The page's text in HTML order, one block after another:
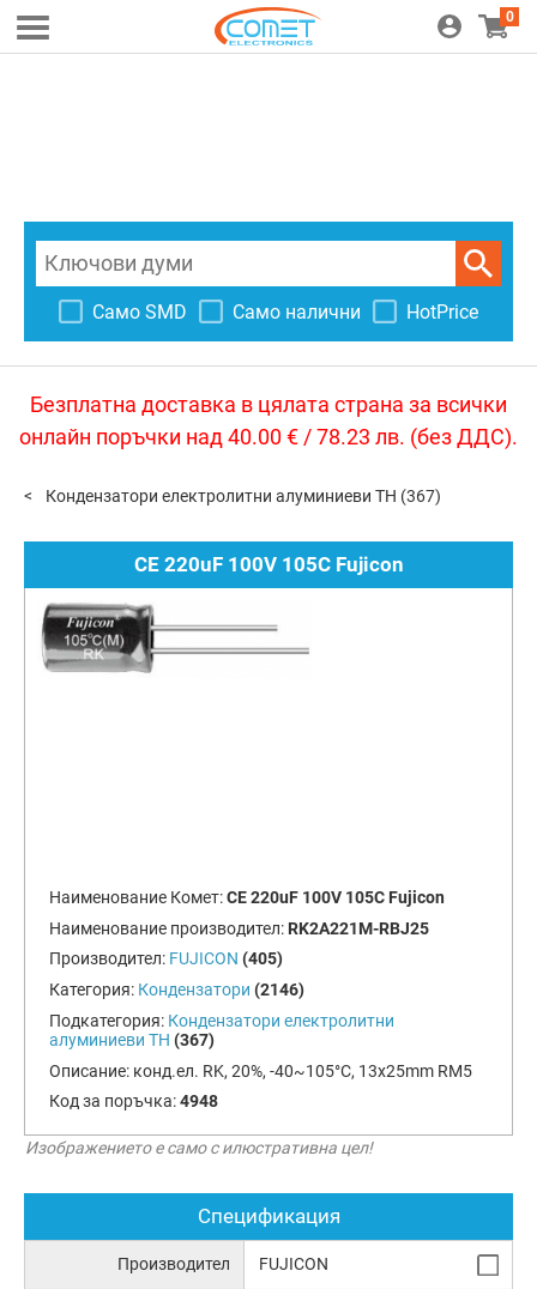
0
Само SMD Само налични HotPrice
Безплатна доставка в цялата страна за всички
онлайн поръчки над 40.00 € / 78.23 лв. (без ДДС).
Кондензатори електролитни алуминиеви TH (367)
CE 220uF 100V 105C Fujicon
Наименование Комет:CE 220uF 100V 105C Fujicon
Наименование производител: RK2A221M-RBJ25
Производител: FUJICON (405)
Категория: Кондензатори (2146)
Подкатегория: Кондензатори електролитни
алуминиеви TH (367)
Описание: конд.ел. RK, 20%, -40~105°C, 13x25mm RM5
Код за поръчка:4948
Изображението е само с илюстративна цел!
Спецификация
Производител FUJICON